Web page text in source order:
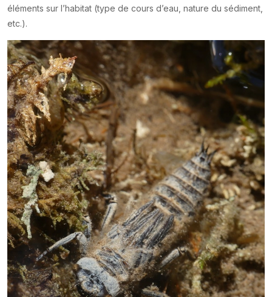
éléments sur l’habitat (type de cours d’eau, nature du sédiment,
etc.).